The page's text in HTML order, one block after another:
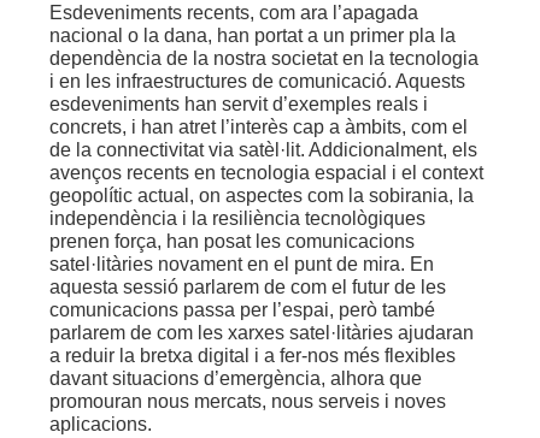
Esdeveniments recents, com ara l’apagada
nacional o la dana, han portat a un primer pla la
dependència de la nostra societat en la tecnologia
i en les infraestructures de comunicació. Aquests
esdeveniments han servit d’exemples reals i
concrets, i han atret l’interès cap a àmbits, com el
de la connectivitat via satèl·lit. Addicionalment, els
avenços recents en tecnologia espacial i el context
geopolític actual, on aspectes com la sobirania, la
independència i la resiliència tecnològiques
prenen força, han posat les comunicacions
satel·litàries novament en el punt de mira. En
aquesta sessió parlarem de com el futur de les
comunicacions passa per l’espai, però també
parlarem de com les xarxes satel·litàries ajudaran
a reduir la bretxa digital i a fer-nos més flexibles
davant situacions d’emergència, alhora que
promouran nous mercats, nous serveis i noves
aplicacions.